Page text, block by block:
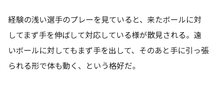
経験の浅い選手のプレーを見ていると、来たボールに対
してまず手を伸ばして対応している様が散見される。遠
いボールに対してもまず手を出して、そのあと手に引っ張
られる形で体も動く、という格好だ。